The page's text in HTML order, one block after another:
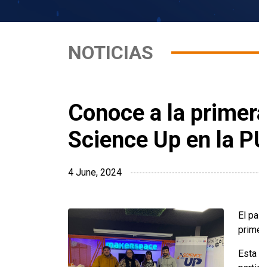
NOTICIAS
Conoce a la
Science Up en la
4 June, 2024
El